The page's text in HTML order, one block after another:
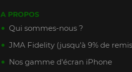
A PROPOS
Qui sommes-nous ?
JMA Fidelity (jusqu'à 9% de
Nos gamme d'écran iPhone